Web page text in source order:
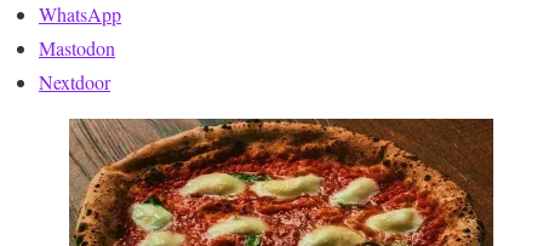
WhatsApp
Mastodon
Nextdoor